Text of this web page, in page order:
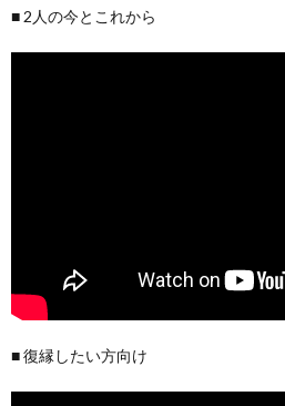
■ 2人の今とこれから
■ 復縁したい方向け